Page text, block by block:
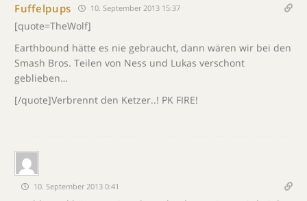
Fuffelpups 10. September 2013 15:37
[quote=TheWolf]
Earthbound hätte es nie gebraucht, dann wären wir bei den
Smash Bros. Teilen von Ness und Lukas verschont
geblieben…
[/quote]Verbrennt den Ketzer..! PK FIRE!
10. September 2013 0:41